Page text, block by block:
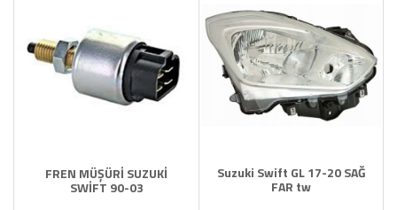
FREN MÜŞÜRİ SUZUKİ
SWİFT 90-03
Suzuki Swift GL 17-20 SAĞ
FAR tw